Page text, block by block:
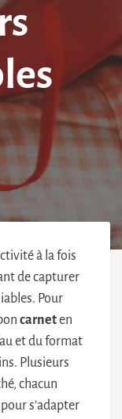
à la fois
de capturer
Pour
carneten
et du format
Plusieurs
chacun
s’adapter